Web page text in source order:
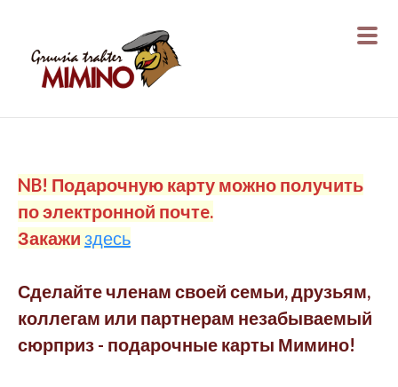
NB! Подарочную карту можно получить
по электронной почтe.
Закажи здесь
Сделайте членам своей семьи, друзьям,
коллегам или партнерам незабываемый
сюрприз - подарочные карты Мимино!